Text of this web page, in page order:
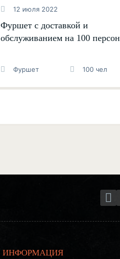
12 июля 2022
Фуршет с доставкой и
обслуживанием на 100 персон
Фуршет 100 чел
ИНФОРМАЦИЯ